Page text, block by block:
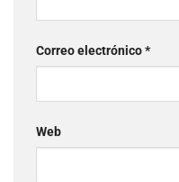
Correo electrónico*
Web